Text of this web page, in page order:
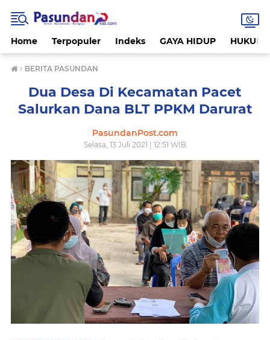
Home Terpopuler Indeks GAYA HIDUP HUKUM
› BERITA PASUNDAN
Dua Desa Di Kecamatan Pacet
Salurkan Dana BLT PPKM Darurat
PasundanPost.com
Selasa, 13 Juli 2021 | 12:51 WIB